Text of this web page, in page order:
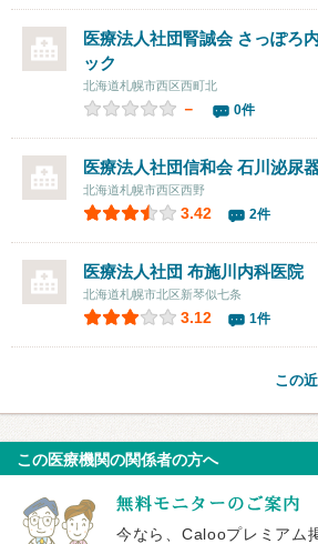
医療法人社団腎誠会 さっぽろ
ック
北海道札幌市西区西町北
－ 0件
医療法人社団信和会 石川泌尿
北海道札幌市西区西野
3.42 2件
医療法人社団 布施川内科医院
北海道札幌市北区新琴似七条
3.12 1件
この
この医療機関の関係者の方へ
今なら、Calooプレミアム